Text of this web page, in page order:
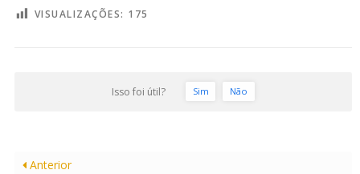
VISUALIZAÇÕES: 175
Isso foi útil? Sim Não
Anterior